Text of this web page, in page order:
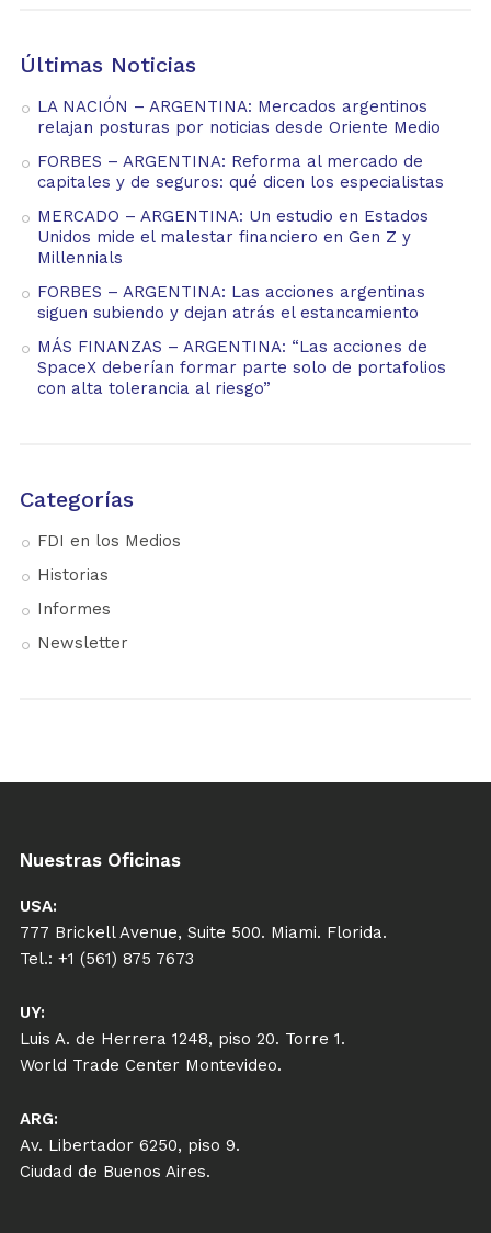
Últimas Noticias
LA NACIÓN – ARGENTINA: Mercados argentinos
relajan posturas por noticias desde Oriente Medio
FORBES – ARGENTINA: Reforma al mercado de
capitales y de seguros: qué dicen los especialistas
MERCADO – ARGENTINA: Un estudio en Estados
Unidos mide el malestar financiero en Gen Z y
Millennials
FORBES – ARGENTINA: Las acciones argentinas
siguen subiendo y dejan atrás el estancamiento
MÁS FINANZAS – ARGENTINA: “Las acciones de
SpaceX deberían formar parte solo de portafolios
con alta tolerancia al riesgo”
Categorías
FDI en los Medios
Historias
Informes
Newsletter
Nuestras Oficinas
USA:
777 Brickell Avenue, Suite 500. Miami. Florida.
Tel.: +1 (561) 875 7673
UY:
Luis A. de Herrera 1248, piso 20. Torre 1.
World Trade Center Montevideo.
ARG:
Av. Libertador 6250, piso 9.
Ciudad de Buenos Aires.